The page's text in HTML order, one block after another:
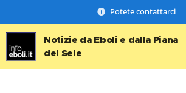
Potete contattarci
Notizie da Eboli e dalla Piana
del Sele